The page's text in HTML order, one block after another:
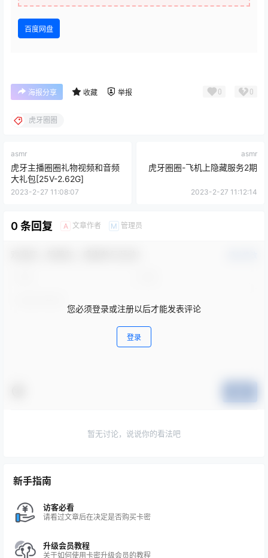
百度网盘
海报分享 收藏 举报 0 0
虎牙圈圈
asmr
虎牙主播圈圈礼物视频和音频
大礼包[25V-2.62G]
2023-2-27 11:08:07
asmr
虎牙圈圈-飞机上隐藏服务2期
2023-2-27 11:12:14
0 条回复 A 文章作者 M 管理员
您必须登录或注册以后才能发表评论
登录
暂无讨论，说说你的看法吧
新手指南
访客必看
请看过文章后在决定是否购买卡密
升级会员教程
关于如何使用卡密升级会员的教程